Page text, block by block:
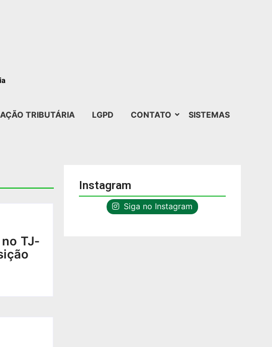
TRIBUTÁRIA LGPD CONTATO SISTEMAS
TJ-
Instagram
Siga no Instagram